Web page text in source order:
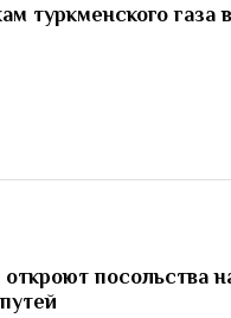
туркменского газа
посольства